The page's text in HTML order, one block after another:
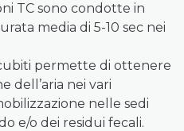
TC sono condotte in
media di 5-10 sec nei
permette di ottenere
dell’aria nei vari
nelle sedi
e/o dei residui fecali.